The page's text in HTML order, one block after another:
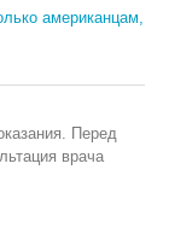
американцам,
Перед
врача